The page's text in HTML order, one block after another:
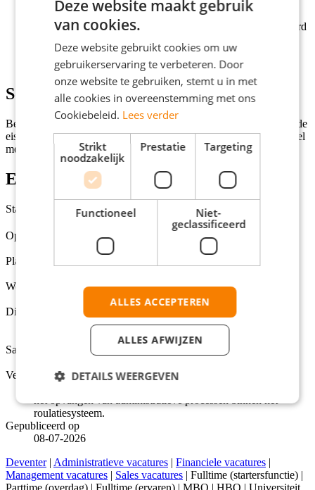
economische of administratieve richting;
Een uitstekende beheersing van de Nederlandse taal in woord
Je bent secuur, verwerkt informatie snel en houdt van
aanpakken.
Solliciteren
Ben jij de perfecte kandidaat voor deze vacature en voldoe je aan de
eisen? Klik dan op de knop 'Solliciteer direct!' en we nemen zo snel
mogelijk contact met je op!
Extra informatie
Status
Opleidingsniveaus
MBO, HBO, Universiteit
Plaats
Werkuren per week
Dienstverbanden
Fulltime (startersfunctie), Parttime (overdag), Fulltime
Salarisindicatie
Verantwoordelijk voor
roulatiesysteem.
Gepubliceerd op
08-07-2026
Deventer| Administratieve vacatures | Financiele vacatures |
Management vacatures | Sales vacatures | Fulltime (startersfunctie) |
Deze website maakt gebruik
van cookies.
Deze website gebruikt cookies om uw
gebruikerservaring te verbeteren. Door
onze website te gebruiken, stemt u in met
alle cookies in overeenstemming met ons
Cookiebeleid. Lees verder
Strikt
noodzakelijk
Prestatie Targeting
Functioneel
Niet-
geclassificeerd
ALLES ACCEPTEREN
ALLES AFWIJZEN
DETAILS WEERGEVEN